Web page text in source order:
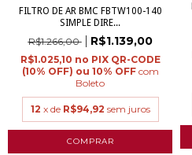
FILTRO DE AR BMC FBTW100-140
SIMPLE DIRE...
R$1.266,00 R$1.139,00
R$1.025,10
com
Boleto
12 x de R$94,92 sem juros